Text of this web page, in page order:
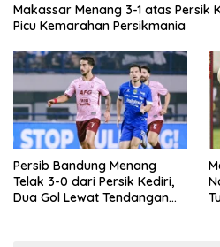
Makassar Menang 3-1 atas Persik
Picu Kemarahan Persikmania
Persib Bandung Menang
Telak 3-0 dari Persik Kediri,
Dua Gol Lewat Tendangan